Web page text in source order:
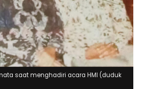
saat menghadiri acara HMI (duduk